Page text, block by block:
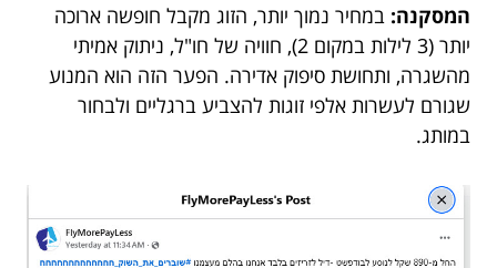
המסקנה: במחיר נמוך יותר, הזוג מקבל חופשה ארוכה
יותר (3 לילות במקום 2), חוויה של חו"ל, ניתוק אמיתי
מהשגרה, ותחושת סיפוק אדירה. הפער הזה הוא המנוע
שגורם לעשרות אלפי זוגות להצביע ברגליים ולבחור
במותג.